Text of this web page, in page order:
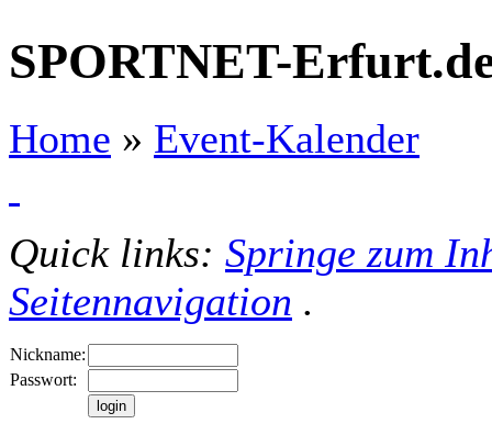
SPORTNET-
Home » Event-Kalender
Quick links: Springe zum
Seitennavigation .
Nickname:
Passwort: